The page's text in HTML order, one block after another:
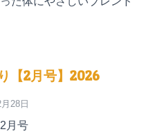
【2月号】2026
28日
月号